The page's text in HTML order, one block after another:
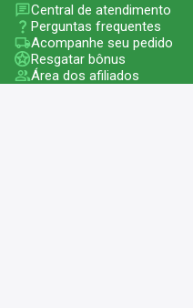
Central de atendimento
Perguntas frequentes
Acompanhe seu pedido
Resgatar bônus
Área dos afiliados